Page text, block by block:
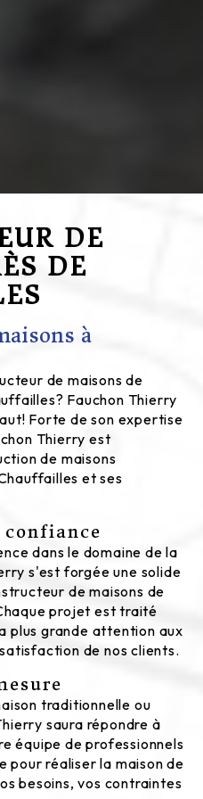
DE
DE
à
de maisons de
Fauchon Thierry
Forte de son expertise
Thierry est
de maisons
et ses
dans le domaine de la
s'est forgée une solide
de maisons de
projet est traité
plus grande attention aux
de nos clients.
traditionnelle ou
saura répondre à
équipe de professionnels
pour réaliser la maison de
besoins, vos contraintes